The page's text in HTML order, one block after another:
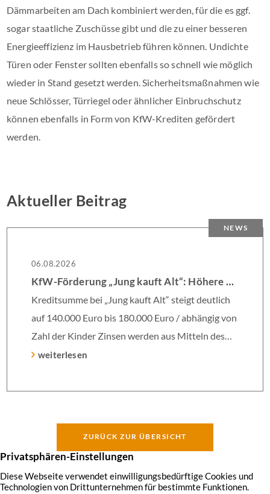
Dämmarbeiten am Dach kombiniert werden, für die es ggf.
sogar staatliche Zuschüsse gibt und die zu einer besseren
Energieeffizienz im Hausbetrieb führen können. Undichte
Türen oder Fenster sollten ebenfalls so schnell wie möglich
wieder in Stand gesetzt werden. Sicherheitsmaßnahmen wie
neue Schlösser, Türriegel oder ähnlicher Einbruchschutz
können ebenfalls in Form von KfW-Krediten gefördert
werden.
Aktueller Beitrag
NEWS
06.08.2026
KfW-Förderung „Jung kauft Alt“: Höhere Kredite ab August 2026
Kreditsumme bei „Jung kauft Alt“ steigt deutlich
auf 140.000 Euro bis 180.000 Euro / abhängig von
Zahl der Kinder Zinsen werden aus Mitteln des
Bundes verbilligt: Heutiger Zins bei 0,53 Prozent
Zinsbindung Antragstellende verpflichten sich zu
Förderzusage / Sanierung in Einzelmaßnahmen
weiterlesen
ZURÜCK ZUR ÜBERSICHT